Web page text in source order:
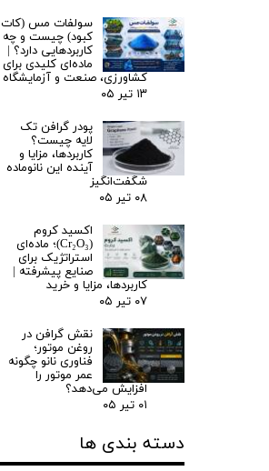
سولفات مس (کات
کبود) چیست و چه
کاربردهایی دارد؟ |
ماده‌ای کلیدی برای
کشاورزی، صنعت و آزمایشگاه
۱۳ تیر ۰۵
پودر گرافن تک
لایه چیست؟
کاربردها، مزایا و
آینده این نانوماده
شگفت‌انگیز
۰۸ تیر ۰۵
اکسید کروم
(Cr₂O₃)؛ ماده‌ای
استراتژیک برای
صنایع پیشرفته |
کاربردها، مزایا و خرید
۰۷ تیر ۰۵
نقش گرافن در
روغن موتور؛
فناوری نانو چگونه
عمر موتور را
افزایش می‌دهد؟
۰۱ تیر ۰۵
دسته بندی ها